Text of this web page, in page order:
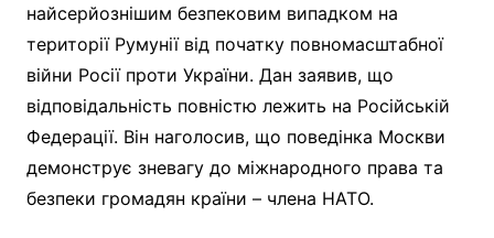
найсерйознішим безпековим випадком на
території Румунії від початку повномасштабної
війни Росії проти України. Дан заявив, що
відповідальність повністю лежить на Російській
Федерації. Він наголосив, що поведінка Москви
демонструє зневагу до міжнародного права та
безпеки громадян країни – члена НАТО.